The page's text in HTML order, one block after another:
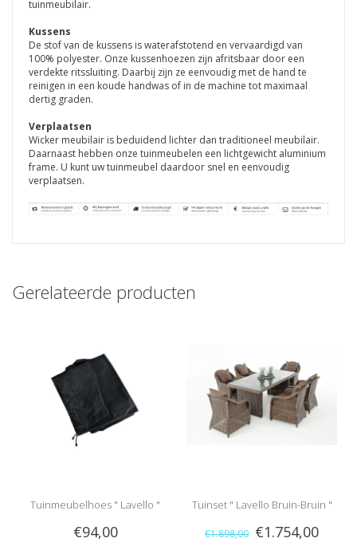
tuinmeubilair.
Kussens
De stof van de kussens is waterafstotend en vervaardigd van
100% polyester. Onze kussenhoezen zijn afritsbaar door een
verdekte ritssluiting. Daarbij zijn ze eenvoudig met de hand te
reinigen in een koude handwas of in de machine tot maximaal
dertig graden.
Verplaatsen
Wicker meubilair is beduidend lichter dan traditioneel meubilair.
Daarnaast hebben onze tuinmeubelen een lichtgewicht aluminium
frame. U kunt uw tuinmeubel daardoor snel en eenvoudig
verplaatsen.
Gerelateerde producten
Tuinmeubelhoes " Lavello "
€94,00
Tuinset " Lavello Bruin-Bruin "
€1.898,00 €1.754,00